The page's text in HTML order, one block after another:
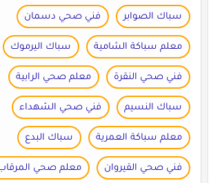
سباك الصوابر فني صحي دسمان
معلم سباكة الشامية سباك اليرموك
فني صحي النقرة معلم صحي الرابية
سباك النسيم فني صحي الشهداء
معلم سباكة العمرية سباك البدع
فني صحي القيروان معلم صحي المرقاب